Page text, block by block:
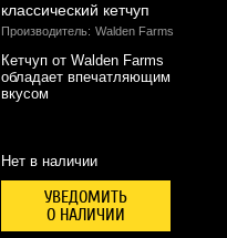
классический кетчуп
Производитель: Walden Farms
Кетчуп от Walden Farms
обладает впечатляющим
вкусом
Нет в наличии
УВЕДОМИТЬ
О НАЛИЧИИ